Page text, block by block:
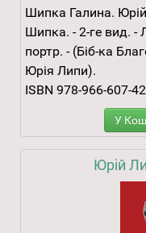
Шипка Галина.
Шипка. - 2-ге вид. -
портр. - (Біб-ка
Юрія Липи).
ISBN 978-966-607-
У
Юрій